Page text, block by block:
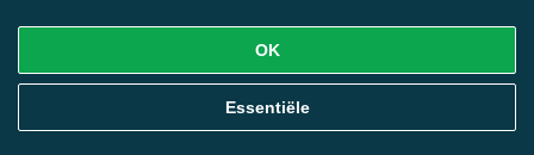
Schotel kip Hawaï
Schotel geserveerd met kipkebab,
groenten, ananas, frieten en saus naar
Online Eten Bestellen
OK
Essentiële